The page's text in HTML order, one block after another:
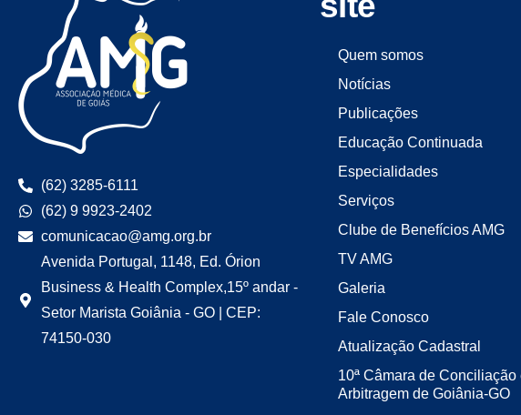
(62) 3285-6111
(62) 9 9923-2402
comunicacao@amg.org.br
Avenida Portugal, 1148, Ed. Órion
Business & Health Complex,15º andar -
Setor Marista Goiânia - GO | CEP:
74150-030
Quem somos
Notícias
Publicações
Educação Continuada
Especialidades
Serviços
Clube de Benefícios AMG
TV AMG
Galeria
Fale Conosco
Atualização Cadastral
10ª Câmara de Conciliação
Arbitragem de Goiânia-GO